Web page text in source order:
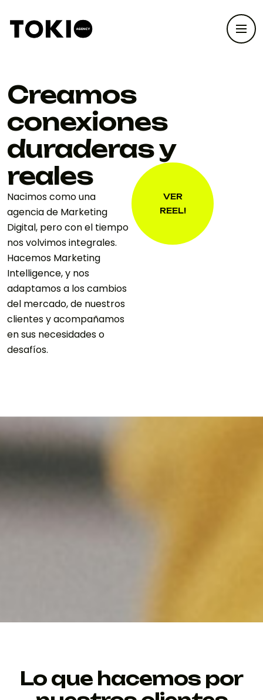
Creamos
conexiones
duraderas y
VER
REEL!
reales
Nacimos como una
agencia de Marketing
Digital, pero con el tiempo
nos volvimos integrales.
Hacemos Marketing
Intelligence, y nos
adaptamos a los cambios
del mercado, de nuestros
clientes y acompañamos
en sus necesidades o
desafíos.
Lo que hacemos por